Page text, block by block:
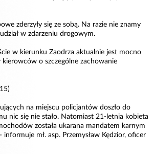
zderzyły się ze sobą. Na razie nie znamy
w zdarzeniu drogowym.
w kierunku Zaodrza aktualnie jest mocno
o szczególne zachowanie
na miejscu policjantów doszło do
nic się nie stało. Natomiast 21-letnia kobieta
została ukarana mandatem karnym
mł. asp. Przemysław Kędzior, oficer